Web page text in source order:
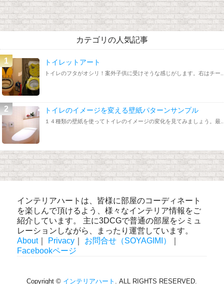
カテゴリの人気記事
トイレットアート
トイレのフタがオシリ！案外子供に受けそうな感じがします。右はチー
トイレのイメージを変える壁紙パターンサンプル
１４種類の壁紙を使ってトイレのイメージの変化を見てみましょう。最
インテリアハートは、皆様に部屋のコーディネート
を楽しんで頂けるよう、様々なインテリア情報をご
紹介しています。 主に3DCGで普通の部屋をシミュ
レーションしながら、まったり運営しています。
About｜ Privacy お問合せ（SOYAGIMI）
Facebookページ
Copyright © インテリアハート . ALL RIGHTS RESERVED.